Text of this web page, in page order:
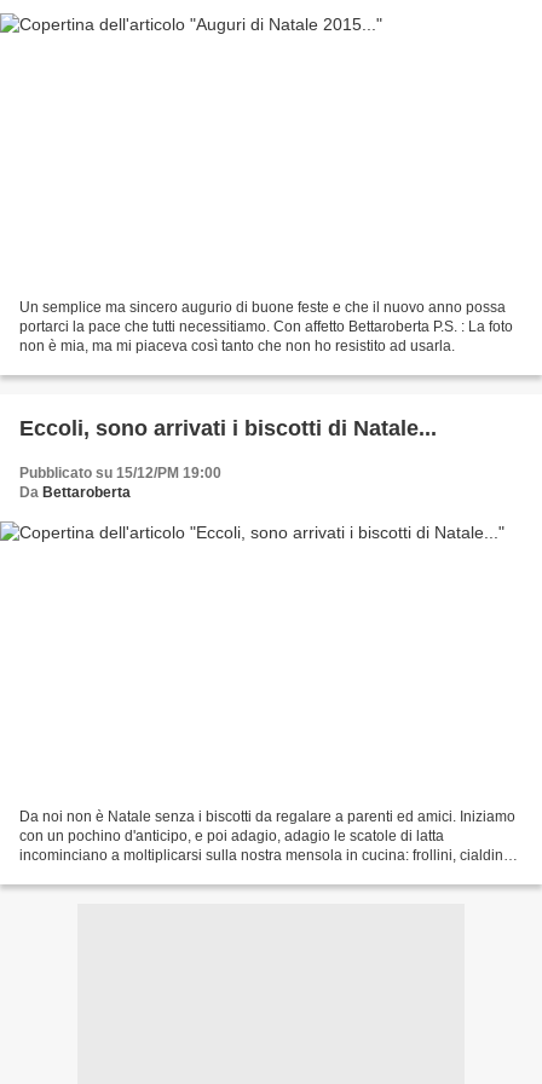
Un semplice ma sincero augurio di buone feste e che il nuovo anno possa
portarci la pace che tutti necessitiamo. Con affetto Bettaroberta P.S. : La foto
non è mia, ma mi piaceva così tanto che non ho resistito ad usarla.
Eccoli, sono arrivati i biscotti di Natale...
Pubblicato su 15/12/PM 19:00
Da Bettaroberta
Da noi non è Natale senza i biscotti da regalare a parenti ed amici. Iniziamo
con un pochino d'anticipo, e poi adagio, adagio le scatole di latta
incominciano a moltiplicarsi sulla nostra mensola in cucina: frollini, cialdine,